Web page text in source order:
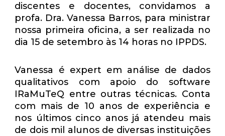
discentes e docentes, convidamos a
profa. Dra. Vanessa Barros, para ministrar
nossa primeira oficina, a ser realizada no
dia 15 de setembro às 14 horas no IPPDS.
Vanessa é expert em análise de dados
qualitativos com apoio do software
IRaMuTeQ entre outras técnicas. Conta
com mais de 10 anos de experiência e
nos últimos cinco anos já atendeu mais
de dois mil alunos de diversas instituições